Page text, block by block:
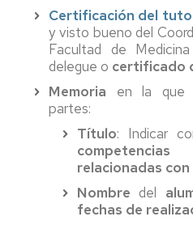
Certificación del
y visto bueno del
Facultad de
delegue o certificado
Memoria en la que
partes:
Título: Indicar
relacionadas con
Nombre del
fechas de